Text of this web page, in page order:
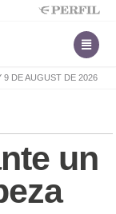
9 DE AUGUST DE 2026
un